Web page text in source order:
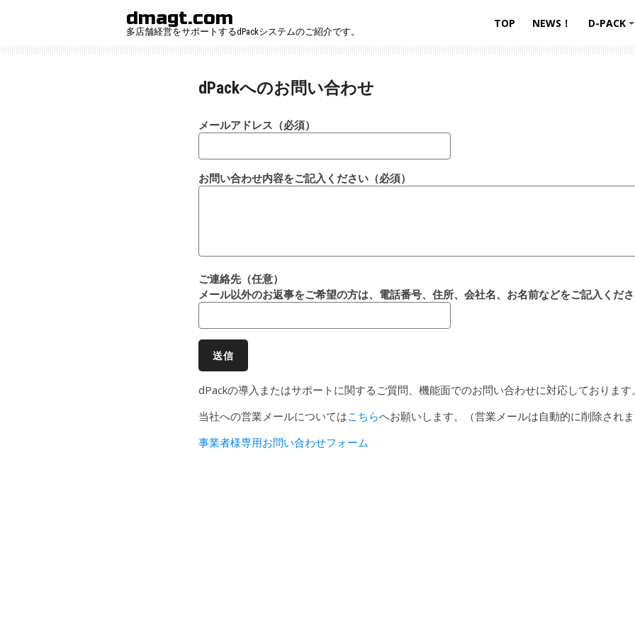
dmagt.com
多店舗経営をサポートするdPackシステムのご紹介です。
TOP
NEWS！
D-PACK
dPackへのお問い合わせ
メールアドレス（必須）
お問い合わせ内容をご記入ください（必須）
ご連絡先（任意）
メール以外のお返事をご希望の方は、電話番号、住所、会社名、お名前などをご記入くだ
dPackの導入またはサポートに関するご質問、機能面でのお問い合わせに対応しております
当社への営業メールについてはこちらへお願いします。（営業メールは自動的に削除され
事業者様専用お問い合わせフォーム